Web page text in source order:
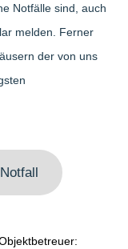
Notfälle sind, auch
melden. Ferner
der von uns
Notfall